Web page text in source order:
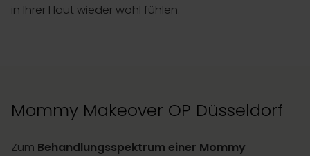
in Ihrer Haut wieder wohl fühlen.
Mommy Makeover OP Düsseldorf
Zum Behandlungsspektrum einer Mommy